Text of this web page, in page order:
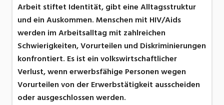
Arbeit stiftet Identität, gibt eine Alltagsstruktur
und ein Auskommen. Menschen mit HIV/Aids
werden im Arbeitsalltag mit zahlreichen
Schwierigkeiten, Vorurteilen und Diskriminierungen
konfrontiert. Es ist ein volkswirtschaftlicher
Verlust, wenn erwerbsfähige Personen wegen
Vorurteilen von der Erwerbstätigkeit ausscheiden
oder ausgeschlossen werden.